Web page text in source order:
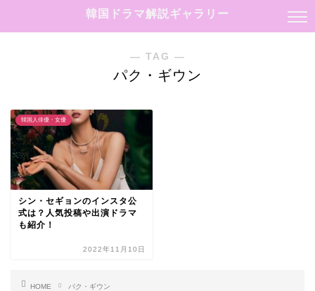
韓国ドラマ解説ギャラリー
― TAG ―
パク・ギウン
韓国人俳優・女優
シン・セギョンのインスタ公
式は？人気投稿や出演ドラマ
も紹介！
2022年11月10日
HOME パク・ギウン